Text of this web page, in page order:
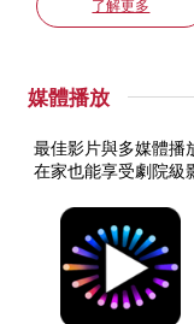
了解更多
媒體播放
最佳影片與多媒體播
在家也能享受劇院級